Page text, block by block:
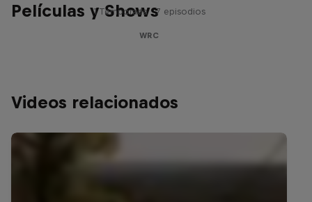
Películas y Shows
1 Temporada · 7 episodios
WRC
Videos relacionados